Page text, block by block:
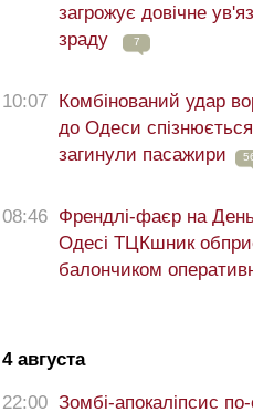
загрожує довічне
зраду
7
10:07 Комбінований удар
до Одеси
загинули пасажири
08:46 Френдлі-фаєр на
Одесі ТЦКшник
балончиком
4 августа
22:00 Зомбі-апокаліпсис